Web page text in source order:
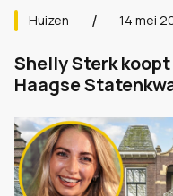
Huizen 14 mei
Shelly Sterk
Haagse